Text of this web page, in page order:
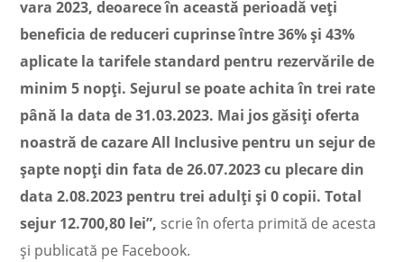
vara 2023, deoarece în această perioadă veți
beneficia de reduceri cuprinse între 36% și 43%
aplicate la tarifele standard pentru rezervările de
minim 5 nopți. Sejurul se poate achita în trei rate
până la data de 31.03.2023. Mai jos găsiți oferta
noastră de cazare All Inclusive pentru un sejur de
șapte nopți din fata de 26.07.2023 cu plecare din
data 2.08.2023 pentru trei adulți și 0 copii. Total
sejur 12.700,80 lei”, scrie în oferta primită de acesta
și publicată pe Facebook.